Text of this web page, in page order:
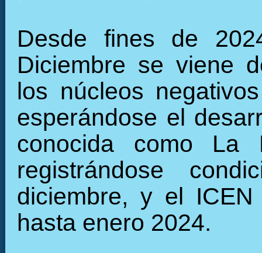
Desde fines de
Diciembre se viene
los núcleos
esperándose el
conocida como La
registrándose
diciembre, y el
hasta enero 2024.